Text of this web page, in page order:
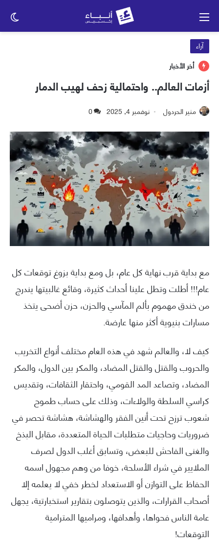
آراء
أخر الأخبار
أزمات العالم.. واحتمالية زحف لهيب الدمار
منير الحردول نوفمبر 4, 2025 0
مع بداية قرب نهاية كل عام، بل ومع بداية بزوغ توقعات كل
عام!!! أطلت وتطل علينا أحداث كثيرة، وقائع غالبيتها يندرج
من خندق مهموم بألم المآسي والحزن، حزن أضحى يتخذ
مسارات بنيوية أكثر منها عارضة.
كيف لا، والعالم شهد في هذه العام مختلف أنواع التخريب
والحروب والقتل والقتل المضاد، والمكر بين الدول، والمكر
المضاد، وتصاعد المد القومي، واحتقار الثقافات، وتقديس
كراسي السلطة والولاءات، وذلك على حساب طموح
شعوب ترزح تحت أنين الفقر والهشاشة، هشاشة تحصر في
ضروريات وحاجيات متطلبات الحياة المتعددة، مقابل البذخ
والغنى الفاحش للبعض، وتسابق أغلب الدول لصرف
الملايير في شراء الأسلحة، خوفا من وهم مجهول اسمه
الحفاظ على التوازن أو الاستعداد لخطر خفي لا يعلمه إلا
أصحاب القرارات، والذين يتوصلون بتقارير استخبارتية، يجهل
عامة الناس فحواها، وأهدافها، ومراميها المترامية
التوقعات!